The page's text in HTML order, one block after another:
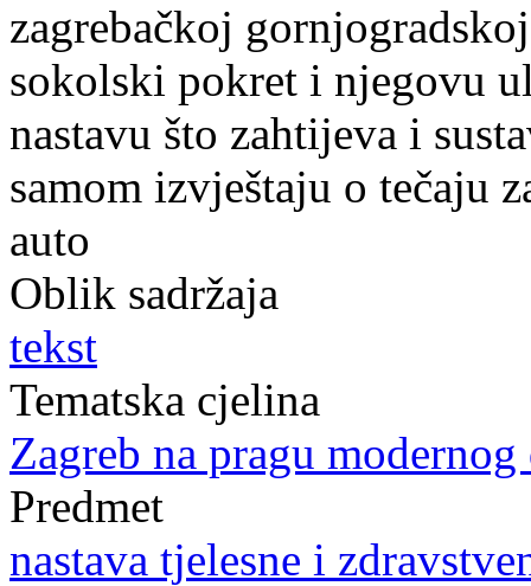
zagrebačkoj
sokolski pokret i njegovu
nastavu što zahtijeva i
samom izvještaju o tečaju
auto
Oblik sadržaja
tekst
Tematska cjelina
Zagreb na pragu modernog
Predmet
nastava tjelesne i